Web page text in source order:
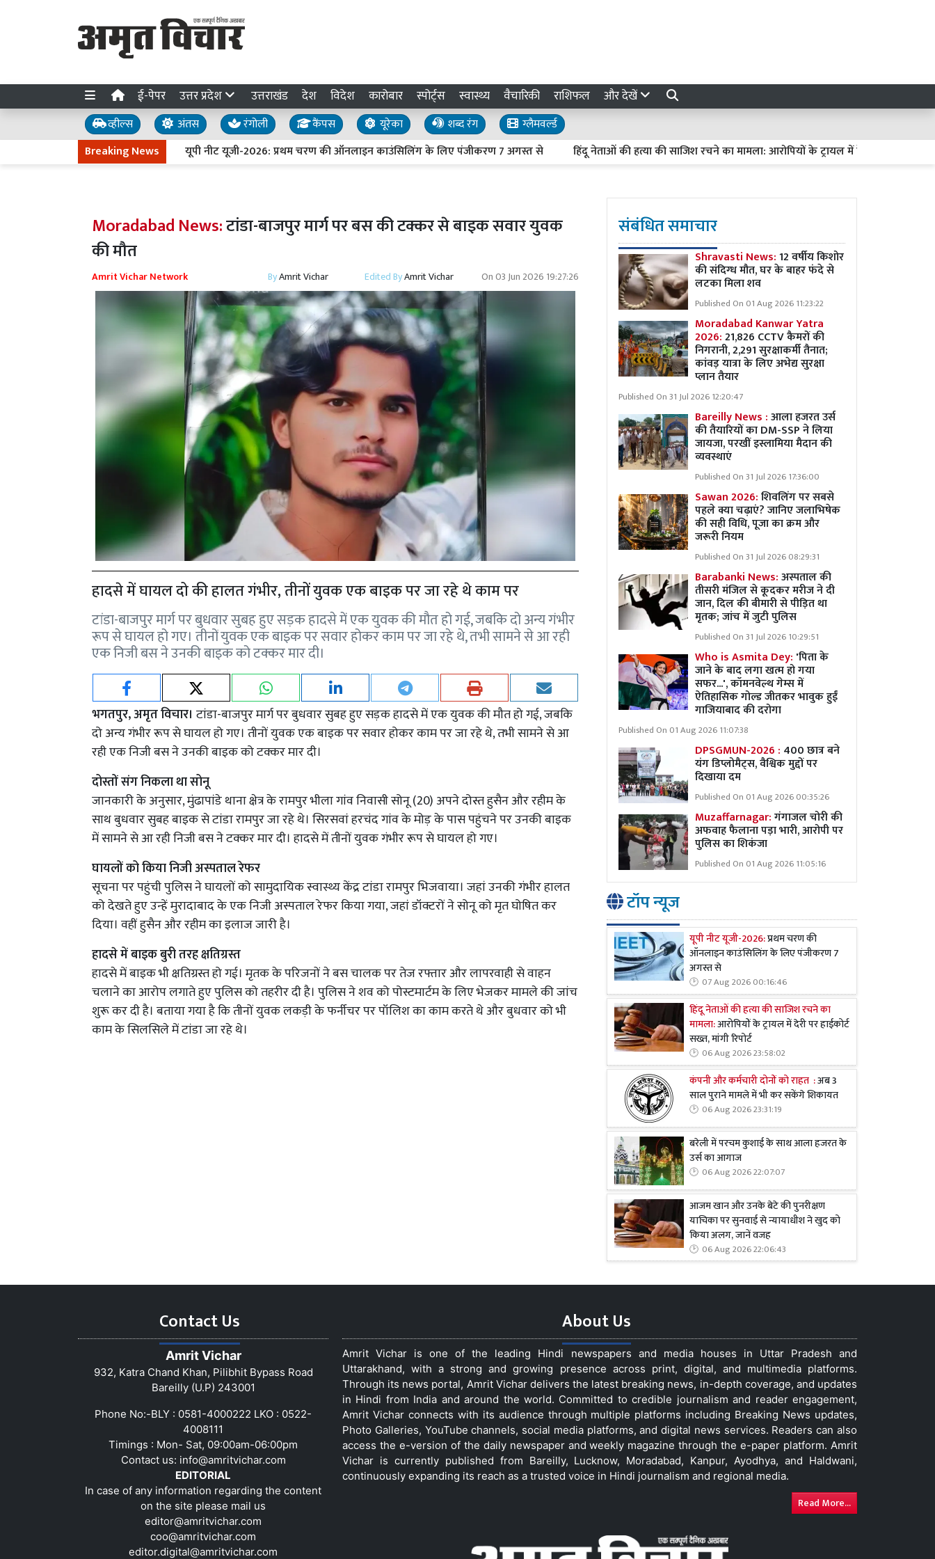
ई-पेपर उत्तर प्रदेश उत्तराखंड देश विदेश कारोबार स्पोर्ट्स स्वास्थ्य वैचारिकी राशिफल और देखें
व्हील्स अंतस रंगोली कैंपस यूरेका शब्द रंग
ग्लैमवर्ल्ड
Breaking Newsयूपी नीट यूजी-2026: प्रथम चरण की ऑनलाइन काउंसिलिंग के लिए पंजीकरण 7 अगस्त से हिंदू नेताओं की हत्या की साजिश रचने का मामला: आरोपियों के ट्रायल में देरी पर हाईकोर्ट सख्त, मांगी
Moradabad News:टांडा-बाजपुर मार्ग पर बस की टक्कर से बाइक सवार युवक
की मौत
Amrit Vichar Network ByAmrit Vichar Edited ByAmrit Vichar On03 Jun 2026 19:27:26
हादसे में घायल दो की हालत गंभीर, तीनों युवक एक बाइक पर जा रहे थे काम पर
टांडा-बाजपुर मार्ग पर बुधवार सुबह हुए सड़क हादसे में एक युवक की मौत हो गई, जबकि दो अन्य गंभीर
रूप से घायल हो गए। तीनों युवक एक बाइक पर सवार होकर काम पर जा रहे थे, तभी सामने से आ रही
एक निजी बस ने उनकी बाइक को टक्कर मार दी।
भगतपुर, अमृत विचार। टांडा-बाजपुर मार्ग पर बुधवार सुबह हुए सड़क हादसे में एक युवक की मौत हो गई, जबकि
दो अन्य गंभीर रूप से घायल हो गए। तीनों युवक एक बाइक पर सवार होकर काम पर जा रहे थे, तभी सामने से आ
रही एक निजी बस ने उनकी बाइक को टक्कर मार दी।
दोस्तों संग निकला था सोनू
जानकारी के अनुसार, मुंढापांडे थाना क्षेत्र के रामपुर भीला गांव निवासी सोनू (20) अपने दोस्त हुसैन और रहीम के
साथ बुधवार सुबह बाइक से टांडा रामपुर जा रहे थे। सिरसवां हरचंद गांव के मोड़ के पास पहुंचने पर उनकी बाइक
में सामने से आ रही निजी बस ने टक्कर मार दी। हादसे में तीनों युवक गंभीर रूप से घायल हो गए।
घायलों को किया निजी अस्पताल रेफर
सूचना पर पहुंची पुलिस ने घायलों को सामुदायिक स्वास्थ्य केंद्र टांडा रामपुर भिजवाया। जहां उनकी गंभीर हालत
को देखते हुए उन्हें मुरादाबाद के एक निजी अस्पताल रेफर किया गया, जहां डॉक्टरों ने सोनू को मृत घोषित कर
दिया। वहीं हुसैन और रहीम का इलाज जारी है।
हादसे में बाइक बुरी तरह क्षतिग्रस्त
हादसे में बाइक भी क्षतिग्रस्त हो गई। मृतक के परिजनों ने बस चालक पर तेज रफ्तार और लापरवाही से वाहन
चलाने का आरोप लगाते हुए पुलिस को तहरीर दी है। पुलिस ने शव को पोस्टमार्टम के लिए भेजकर मामले की जांच
शुरू कर दी है। बताया गया है कि तीनों युवक लकड़ी के फर्नीचर पर पॉलिश का काम करते थे और बुधवार को भी
काम के सिलसिले में टांडा जा रहे थे।
संबंधित समाचार
Shravasti News:12 वर्षीय किशोर
की संदिग्ध मौत, घर के बाहर फंदे से
लटका मिला शव
Published On 01 Aug 2026 11:23:22
Moradabad Kanwar Yatra
2026:21,826 CCTV कैमरों की
निगरानी, 2,291 सुरक्षाकर्मी तैनात;
कांवड़ यात्रा के लिए अभेद्य सुरक्षा
प्लान तैयार
Published On 31 Jul 2026 12:20:47
Bareilly News :आला हजरत उर्स
की तैयारियों का DM-SSP ने लिया
जायजा, परखीं इस्लामिया मैदान की
व्यवस्थाएं
Published On 31 Jul 2026 17:36:00
Sawan 2026:शिवलिंग पर सबसे
पहले क्या चढ़ाएं? जानिए जलाभिषेक
की सही विधि, पूजा का क्रम और
जरूरी नियम
Published On 31 Jul 2026 08:29:31
Barabanki News:अस्पताल की
तीसरी मंजिल से कूदकर मरीज ने दी
जान, दिल की बीमारी से पीड़ित था
मृतक; जांच में जुटी पुलिस
Published On 31 Jul 2026 10:29:51
Who is Asmita Dey: 'पिता के
जाने के बाद लगा खत्म हो गया
सफर...', कॉमनवेल्थ गेम्स में
ऐतिहासिक गोल्ड जीतकर भावुक हुईं
गाजियाबाद की दरोगा
Published On 01 Aug 2026 11:07:38
DPSGMUN-2026 : 400 छात्र बने
यंग डिप्लोमैट्स, वैश्विक मुद्दों पर
दिखाया दम
Published On 01 Aug 2026 00:35:26
Muzaffarnagar:गंगाजल चोरी की
अफवाह फैलाना पड़ा भारी, आरोपी पर
पुलिस का शिकंजा
Published On 01 Aug 2026 11:05:16
टॉप न्यूज
यूपी नीट यूजी-2026:प्रथम चरण की
ऑनलाइन काउंसिलिंग के लिए पंजीकरण 7
अगस्त से
07 Aug 2026 00:16:46
हिंदू नेताओं की हत्या की साजिश रचने का
मामला:आरोपियों के ट्रायल में देरी पर हाईकोर्ट
सख्त, मांगी रिपोर्ट
06 Aug 2026 23:58:02
कंपनी और कर्मचारी दोनों को राहत :अब 3
साल पुराने मामले में भी कर सकेंगे शिकायत
06 Aug 2026 23:31:19
बरेली में परचम कुशाई के साथ आला हजरत के
उर्स का आगाज
06 Aug 2026 22:07:07
आजम खान और उनके बेटे की पुनरीक्षण
याचिका पर सुनवाई से न्यायाधीश ने खुद को
किया अलग, जानें वजह
06 Aug 2026 22:06:43
Contact Us
Amrit Vichar
932, Katra Chand Khan, Pilibhit Bypass Road
Bareilly (U.P) 243001
Phone No:-BLY : 0581-4000222 LKO : 0522-
4008111
Timings : Mon- Sat, 09:00am-06:00pm
Contact us: info@amritvichar.com
EDITORIAL
In case of any information regarding the content
on the site please mail us
editor@amritvichar.com
coo@amritvichar.com
editor.digital@amritvichar.com
About Us
Amrit Vichar is one of the leading Hindi newspapers and media houses in Uttar Pradesh and
Uttarakhand, with a strong and growing presence across print, digital, and multimedia platforms.
Through its news portal, Amrit Vichar delivers the latest breaking news, in-depth coverage, and updates
in Hindi from India and around the world. Committed to credible journalism and reader engagement,
Amrit Vichar connects with its audience through multiple platforms including Breaking News updates,
Photo Galleries, YouTube channels, social media platforms, and digital news services. Readers can also
access the e-version of the daily newspaper and weekly magazine through the e-paper platform. Amrit
Vichar is currently published from Bareilly, Lucknow, Moradabad, Kanpur, Ayodhya, and Haldwani,
continuously expanding its reach as a trusted voice in Hindi journalism and regional media.
Read More...